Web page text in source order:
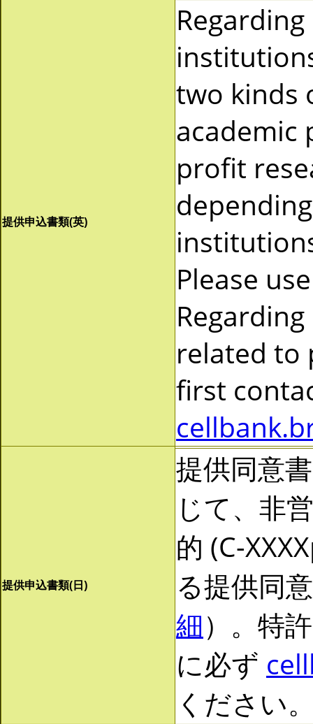
提供申込書類(英)
two kinds
academic
profit
Please
related to
first
提供申込書類(日)
提供同意
じて、非
的 (C-
る提供同
細）。特
に必ず
ください